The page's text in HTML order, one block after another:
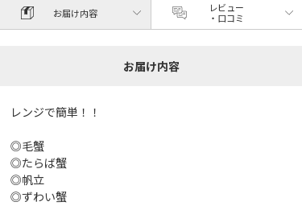
お届け内容
レビュー
・口コミ
お届け内容
レンジで簡単！！
◎毛蟹
◎たらば蟹
◎帆立
◎ずわい蟹